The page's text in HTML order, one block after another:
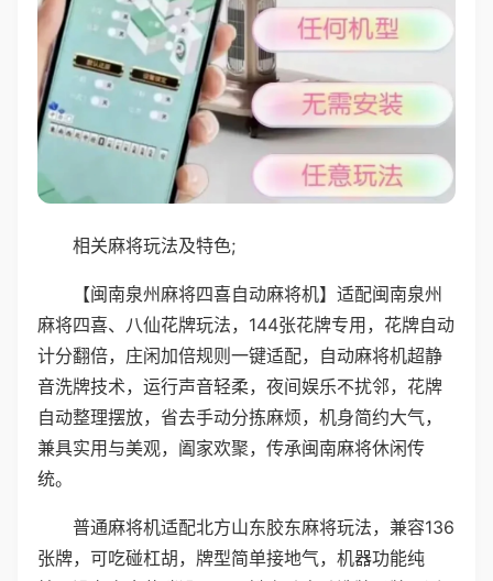
相关麻将玩法及特色;
【闽南泉州麻将四喜自动麻将机】适配闽南泉州
麻将四喜、八仙花牌玩法，144张花牌专用，花牌自动
计分翻倍，庄闲加倍规则一键适配，自动麻将机超静
音洗牌技术，运行声音轻柔，夜间娱乐不扰邻，花牌
自动整理摆放，省去手动分拣麻烦，机身简约大气，
兼具实用与美观，阖家欢聚，传承闽南麻将休闲传
统。
普通麻将机适配北方山东胶东麻将玩法，兼容136
张牌，可吃碰杠胡，牌型简单接地气，机器功能纯